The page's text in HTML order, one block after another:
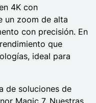
4K con
un zoom de alta
con precisión. En
que
ideal para
de soluciones de
Magic 7. Nuestras